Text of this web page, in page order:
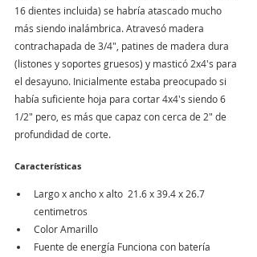
16 dientes incluida) se habría atascado mucho
más siendo inalámbrica. Atravesó madera
contrachapada de 3/4", patines de madera dura
(listones y soportes gruesos) y masticó 2x4's para
el desayuno. Inicialmente estaba preocupado si
había suficiente hoja para cortar 4x4's siendo 6
1/2" pero, es más que capaz con cerca de 2" de
profundidad de corte.
Características
Largo x ancho x alto  21.6 x 39.4 x 26.7
centimetros
Color Amarillo
Fuente de energía Funciona con batería